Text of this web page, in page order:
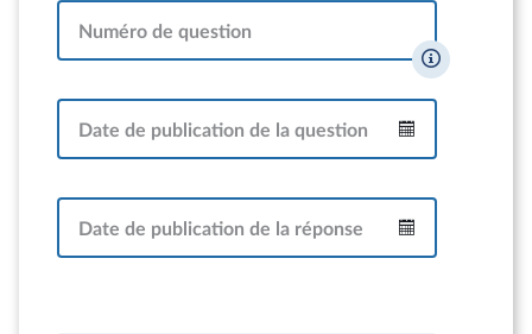
Numéro de question
Date de publication de la question
Date de publication de la réponse